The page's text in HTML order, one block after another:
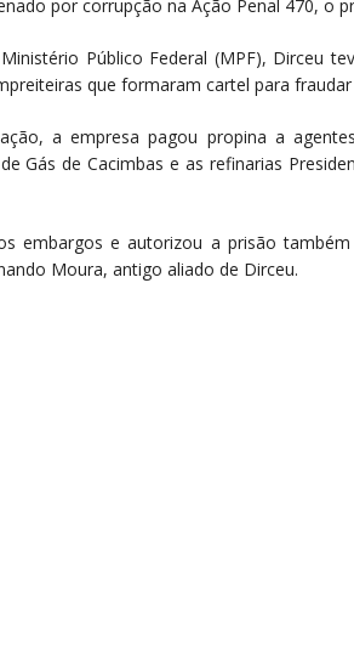
por corrupção na Ação Penal 470, o
Público Federal (MPF), Dirceu
que formaram cartel para
a empresa pagou propina a
Gás de Cacimbas e as refinarias
embargos e autorizou a prisão
Moura, antigo aliado de Dirceu.